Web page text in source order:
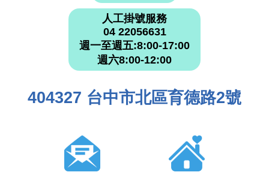
人工掛號服務
04 22056631
週一至週五:8:00-17:00
週六8:00-12:00
404327 台中市北區育德路2號